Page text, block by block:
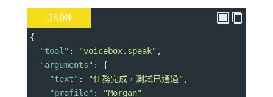
JSON
{
"tool" : "voicebox.speak" ,
"arguments" : {
"text" : "任務完成，測試已通過" ,
"profile" :
"Morgan"